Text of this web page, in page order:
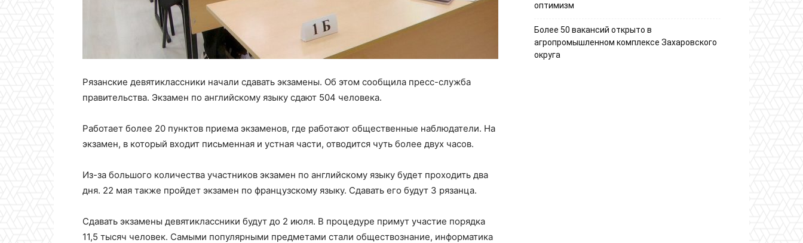
Рязанские девятиклассники начали сдавать экзамены. Об этом сообщила пресс-служба
правительства. Экзамен по английскому языку сдают 504 человека.
Работает более 20 пунктов приема экзаменов, где работают общественные наблюдатели. На
экзамен, в который входит письменная и устная части, отводится чуть более двух часов.
Из-за большого количества участников экзамен по английскому языку будет проходить два
дня. 22 мая также пройдет экзамен по французскому языку. Сдавать его будут 3 рязанца.
Сдавать экзамены девятиклассники будут до 2 июля. В процедуре примут участие порядка
11,5 тысяч человек. Самыми популярными предметами стали обществознание, информатика
оптимизм
Более 50 вакансий открыто в
агропромышленном комплексе Захаровского
округа